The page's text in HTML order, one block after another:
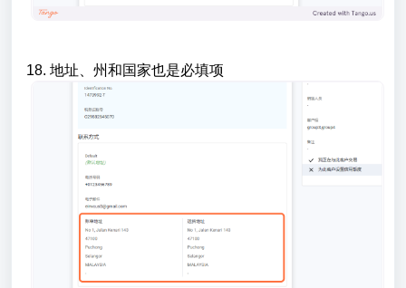
18. 地址、州和国家也是必填项